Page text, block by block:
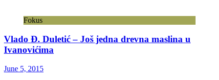
Fokus
Vlado Đ. Duletić – Još jedna drevna maslina u
Ivanovićima
June 5, 2015